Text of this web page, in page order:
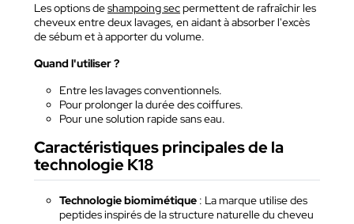
Les options deshampoing secpermettent de rafraîchir les
cheveux entre deux lavages, en aidant à absorber l'excès
de sébum et à apporter du volume.
Quand l'utiliser ?
Entre les lavages conventionnels.
Pour prolonger la durée des coiffures.
Pour une solution rapide sans eau.
Caractéristiques principales de la
technologie K18
Technologie biomimétique : La marque utilise des
peptides inspirés de la structure naturelle du cheveu